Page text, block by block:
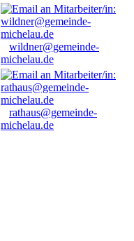
wildner@gemeinde-
michelau.de
rathaus@gemeinde-
michelau.de